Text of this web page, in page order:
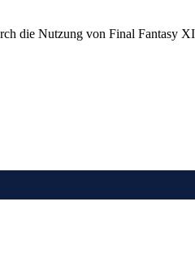
die Nutzung von Final Fantasy